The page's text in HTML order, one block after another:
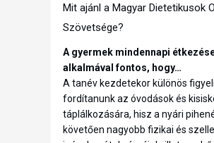
Mit ajánl a Magyar Dietetikusok
Szövetsége?
A gyermek mindennapi
alkalmával fontos, hogy…
A tanév kezdetekor különös
fordítanunk az óvodások és
táplálkozására, hisz a nyári
követően nagyobb fizikai és